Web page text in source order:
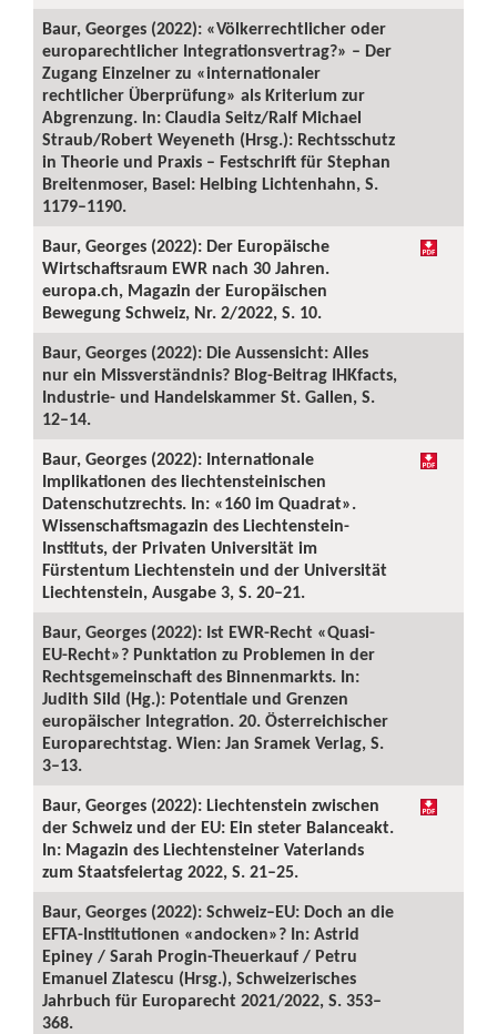
Baur, Georges (2022): «Völkerrechtlicher oder
europarechtlicher Integrationsvertrag?» – Der
Zugang Einzelner zu «internationaler
rechtlicher Überprüfung» als Kriterium zur
Abgrenzung. In: Claudia Seitz/Ralf Michael
Straub/Robert Weyeneth (Hrsg.): Rechtsschutz
in Theorie und Praxis – Festschrift für Stephan
Breitenmoser, Basel: Helbing Lichtenhahn, S.
1179–1190.
Baur, Georges (2022): Der Europäische
Wirtschaftsraum EWR nach 30 Jahren.
europa.ch, Magazin der Europäischen
Bewegung Schweiz, Nr. 2/2022, S. 10.
Baur, Georges (2022): Die Aussensicht: Alles
nur ein Missverständnis? Blog-Beitrag IHKfacts,
Industrie- und Handelskammer St. Gallen, S.
12–14.
Baur, Georges (2022): Internationale
Implikationen des liechtensteinischen
Datenschutzrechts. In: «160 im Quadrat».
Wissenschaftsmagazin des Liechtenstein-
Instituts, der Privaten Universität im
Fürstentum Liechtenstein und der Universität
Liechtenstein, Ausgabe 3, S. 20–21.
Baur, Georges (2022): Ist EWR-Recht «Quasi-
EU-Recht»? Punktation zu Problemen in der
Rechtsgemeinschaft des Binnenmarkts. In:
Judith Sild (Hg.): Potentiale und Grenzen
europäischer Integration. 20. Österreichischer
Europarechtstag. Wien: Jan Sramek Verlag, S.
3–13.
Baur, Georges (2022): Liechtenstein zwischen
der Schweiz und der EU: Ein steter Balanceakt.
In: Magazin des Liechtensteiner Vaterlands
zum Staatsfeiertag 2022, S. 21–25.
Baur, Georges (2022): Schweiz–EU: Doch an die
EFTA-Institutionen «andocken»? In: Astrid
Epiney / Sarah Progin-Theuerkauf / Petru
Emanuel Zlatescu (Hrsg.), Schweizerisches
Jahrbuch für Europarecht 2021/2022, S. 353–
368.